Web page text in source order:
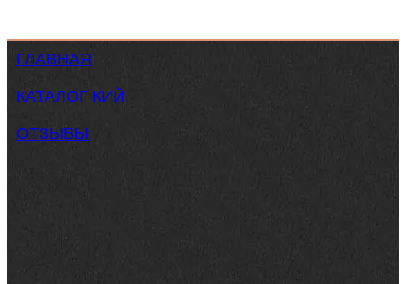
ГЛАВНАЯ
КАТАЛОГ КИЙ
ОТЗЫВЫ